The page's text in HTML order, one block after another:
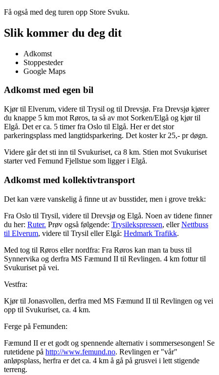
Få også med deg turen opp Store Svuku.
Slik kommer du deg dit
Adkomst
Stoppesteder
Google Maps
Adkomst med egen bil
Kjør til Elverum, videre til Trysil og til Drevsjø. Fra Drevsjø kjører
du knappe 5 km mot Røros, ta så av mot Sorken/Elgå og kjør til
Elgå. Det er ca. 5 timer fra Oslo til Elgå. Her er det stor
parkeringsplass med langtidsparkering. Det koster kr 25,- pr døgn.
Videre går det sti inn til Svukuriset, ca 8 km. Stien mot Svukuriset
starter ved Femund Fjellstue som ligger i Elgå.
Adkomst med kollektivtransport
Det kan være vanskelig å finne ut av busstider, men i grove trekk:
Fra Oslo til Trysil, videre til Drevsjø og Elgå. Noen av tidene finner
du her: Ruter. Prøv også følgende: Trysilekspressen, ellerNettbuss
til Elverum, videre til Trysil eller Elgå: Hedmark Trafikk.
Med tog til Røros eller nordfra: Fra Røros kan man ta buss til
Synnervika og derfra MS Fæmund II til Revlingen. 4 km fottur til
Svukuriset på vei.
Vestfra:
Kjør til Jonasvollen, derfra med MS Fæmund II til Revlingen og vei
opp til Svukuriset, ca. 4 km.
Ferge på Femunden:
Fæmund II er et godt og spennende alternativ i sommersesongen! Se
rutetidene på http://www.femund.no. Revlingen er "vår"
anløpsplass, herfra er det ca. 4 km å gå på grusvei i lett stigende
terreng.